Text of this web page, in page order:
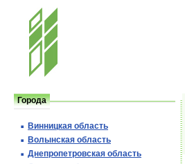
Города
Винницкая область
Волынская область
Днепропетровская область